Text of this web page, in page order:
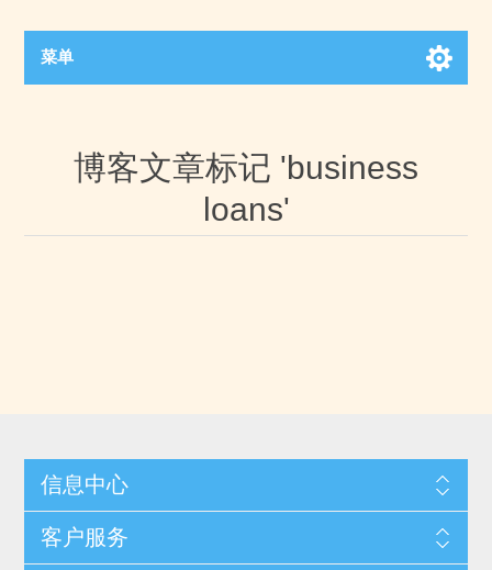
菜单
博客文章标记 'business
loans'
信息中心
客户服务